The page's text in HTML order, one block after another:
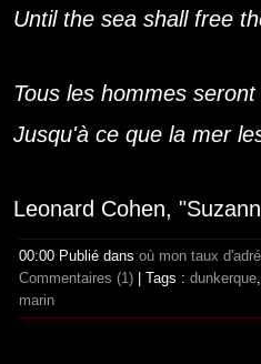
Until the sea shall free
Tous les hommes
Jusqu'à ce que la mer
Leonard Cohen,
00:00 Publié dans où mon taux
Commentaires (1) | Tags : dunkerque
marin